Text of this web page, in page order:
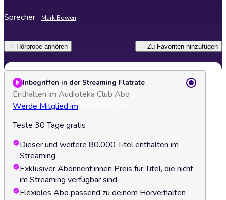
Sprecher Mark Bowen
Hörprobe anhören Zu Favoriten hinzufügen
Inbegriffen in der Streaming Flatrate
Enthalten im Audioteka Club Abo
Werde Mitglied im
Teste 30 Tage gratis
Dieser und weitere 80.000 Titel enthalten im
Streaming
Exklusiver Abonnent:innen Preis für Titel, die nicht
im Streaming verfügbar sind
Flexibles Abo passend zu deinem Hörverhalten